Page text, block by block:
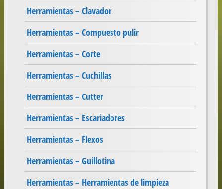
Herramientas – Clavador
Herramientas – Compuesto pulir
Herramientas – Corte
Herramientas – Cuchillas
Herramientas – Cutter
Herramientas – Escariadores
Herramientas – Flexos
Herramientas – Guillotina
Herramientas – Herramientas de limpieza